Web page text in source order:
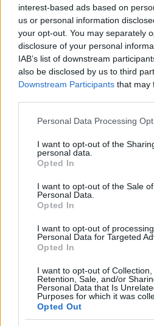
interest-based ads based on
us or personal information
your opt-out. You may separately
disclosure of your personal
IAB’s list of downstream
also be disclosed by us to third
Downstream Participants that may
Please note that this website/app
not limited to your visit or usage
grant or deny consent to Google
use your data for below specified
consent section.
Personal Data Processing
I want to opt-out of the
personal data.
Opted In
I want to opt-out of the Sale
Personal Data.
Opted In
I want to opt-out of
Personal Data for Targeted
Opted In
I want to opt-out of Collection,
Retention, Sale, and/or
Personal Data that Is
Purposes for which it was
Opted Out
2025. június 9. 20:47
Megköttetett az
Mischinger Péter és párja, Judit
hogy a négy bemutatott ház
egyik ajánlatra az